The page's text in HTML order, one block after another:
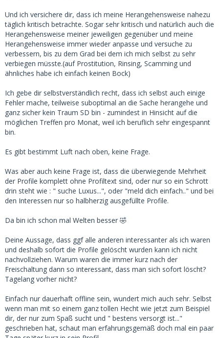
Und ich versichere dir, dass ich meine Herangehensweise nahezu
täglich kritisch betrachte. Sogar sehr kritisch und natürlich auch die
Herangehensweise meiner jeweiligen gegenüber und meine
Herangehensweise immer wieder anpasse und versuche zu
verbessern, bis zu dem Grad bei dem ich mich selbst zu sehr
verbiegen müsste.(auf Prostitution, Rinsing, Scamming und
ähnliches habe ich einfach keinen Bock)
Ich gebe dir selbstverständlich recht, dass ich selbst auch einige
Fehler mache, teilweise suboptimal an die Sache herangehe und
ganz sicher kein Traum SD bin - zumindest in Hinsicht auf die
möglichen Treffen pro Monat, weil ich beruflich sehr eingespannt
bin.
Es gibt bestimmt Luft nach oben, keine Frage.
Was aber auch keine Frage ist, dass die überwiegende Mehrheit
der Profile komplett ohne Profiltext sind, oder nur so ein Schrott
drin steht wie : " suche Luxus...", oder "meld dich einfach.." und bei
den Interessen nur so halbherzig ausgefüllte Profile.
Da bin ich schon mal Welten besser 🤣
Deine Aussage, dass ggf alle anderen interessanter als ich waren
und deshalb sofort die Profile gelöscht wurden kann ich nicht
nachvollziehen. Warum waren die immer kurz nach der
Freischaltung dann so interessant, dass man sich sofort löscht?
Tagelang vorher nicht?
Einfach nur dauerhaft offline sein, wundert mich auch sehr. Selbst
wenn man mit so einem ganz tollen Hecht wie jetzt zum Beispiel
dir, der nur zum Spaß sucht und " bestens versorgt ist..."
geschrieben hat, schaut man erfahrungsgemäß doch mal ein paar